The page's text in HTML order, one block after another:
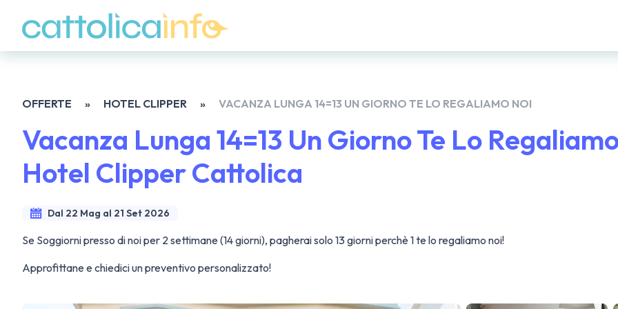
OFFERTE » HOTEL CLIPPER » VACANZA LUNGA 14=13 UN GIORNO TE LO REGALIAMO NOI
Vacanza Lunga 14=13 Un Giorno Te Lo
Hotel Clipper Cattolica
Dal 22 Mag al 21 Set 2026
Se Soggiorni presso di noi per 2 settimane (14 giorni), pagherai solo 13 giorni perchè 1 te lo regaliamo noi!
Approfittane e chiedici un preventivo personalizzato!